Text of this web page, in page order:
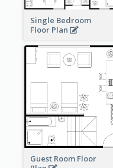
Single Bedroom
Floor Plan
Guest Room Floor